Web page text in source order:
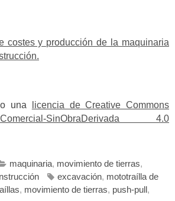
costes y producción de la maquinaria
una
licencia de Creative Commons
SinObraDerivada 4.0
maquinaria, movimiento de tierras,
excavación, mototraílla de
, movimiento de tierras, push-pull,